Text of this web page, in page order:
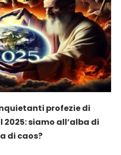
profezie di
siamo all’alba di
di caos?